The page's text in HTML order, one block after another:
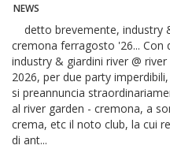
NEWS
detto brevemente, industry
cremona ferragosto '26... Con
industry & giardini river @
2026, per due party
si preannuncia
al river garden - cremona, a
crema, etc il noto club, la cui
di ant...